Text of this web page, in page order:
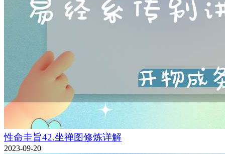
性命圭旨42.坐禅图修炼详解
2023-09-20